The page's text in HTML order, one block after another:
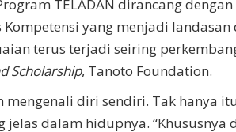
TELADAN dirancang
yang menjadi
terus terjadi seiring
Scholarship, Tanoto Foundation.
diri sendiri. Tak hanya
dalam hidupnya. “Khususnya